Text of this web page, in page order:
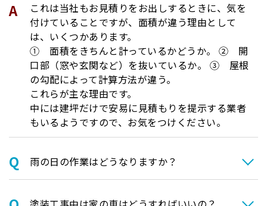
これは当社もお見積りをお出しするときに、気を
付けていることですが、面積が違う理由として
は、いくつかあります。
① 面積をきちんと計っているかどうか。 ② 開
口部（窓や玄関など）を抜いているか。 ③ 屋根
の勾配によって計算方法が違う。
これらが主な理由です。
中には建坪だけで安易に見積もりを提示する業者
もいるようですので、お気をつけください。
⾬の日の作業はどうなりますか？